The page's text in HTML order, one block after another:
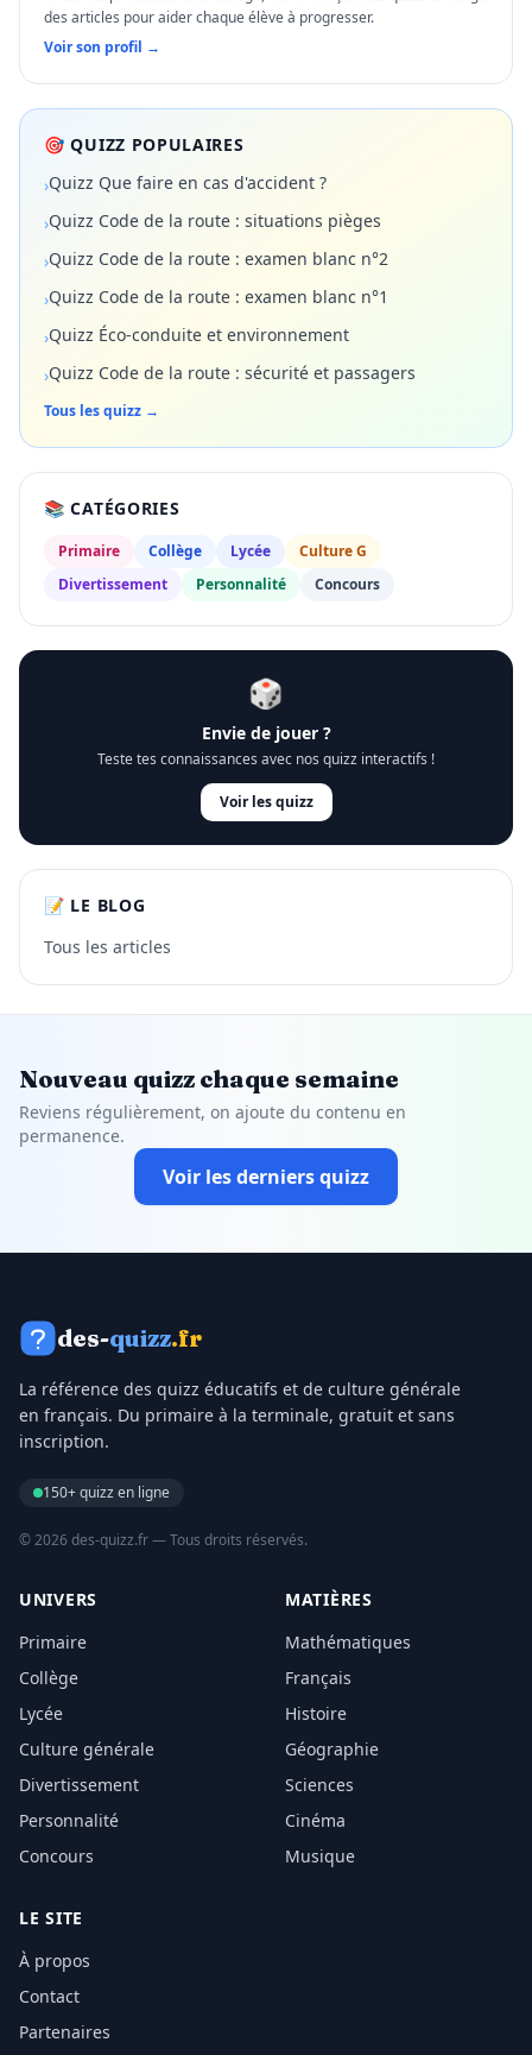
des articles pour aider chaque élève à progresser.
Voir son profil →
🎯 QUIZZ POPULAIRES
›Quizz Que faire en cas d'accident ?
›Quizz Code de la route : situations pièges
›Quizz Code de la route : examen blanc n°2
›Quizz Code de la route : examen blanc n°1
›Quizz Éco-conduite et environnement
›Quizz Code de la route : sécurité et passagers
Tous les quizz →
📚 CATÉGORIES
Primaire Collège Lycée
Culture G
Divertissement
Personnalité Concours
🎲
Envie de jouer ?
Teste tes connaissances avec nos quizz interactifs !
Voir les quizz
📝 LE BLOG
Tous les articles
Nouveau quizz chaque semaine
Reviens régulièrement, on ajoute du contenu en
permanence.
Voir les derniers quizz
des-quizz.fr
La référence des quizz éducatifs et de culture générale
en français. Du primaire à la terminale, gratuit et sans
inscription.
150+ quizz en ligne
© 2026 des-quizz.fr — Tous droits réservés.
UNIVERS
Primaire
Collège
Lycée
Culture générale
Divertissement
Personnalité
Concours
MATIÈRES
Mathématiques
Français
Histoire
Géographie
Sciences
Cinéma
Musique
LE SITE
À propos
Contact
Partenaires